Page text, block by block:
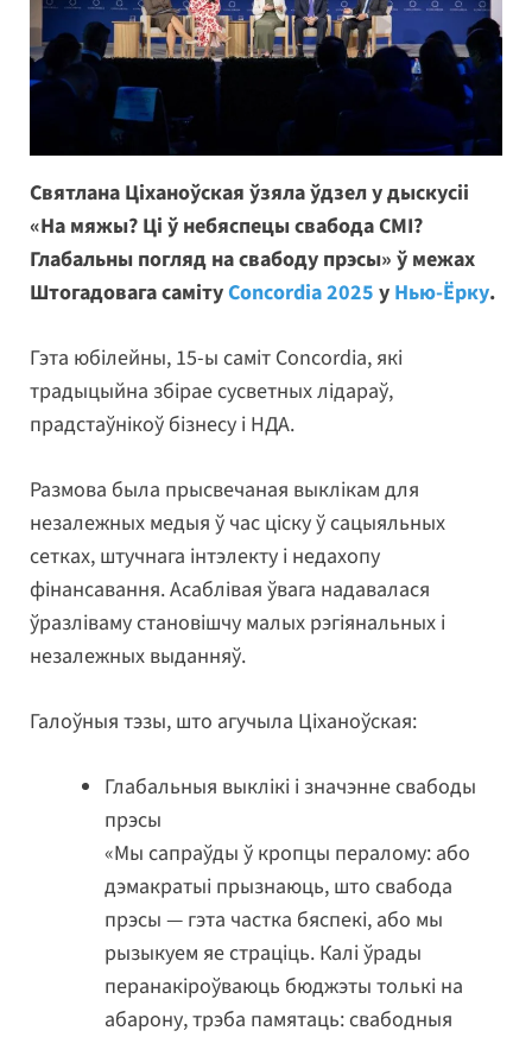
Святлана Ціханоўская ўзяла ўдзел у дыскусіі
«На мяжы? Ці ў небяспецы свабода СМІ?
Глабальны погляд на свабоду прэсы» ў межах
Штогадовага самітуConcordia 2025 у Нью-Ёрку.
Гэта юбілейны, 15-ы саміт Concordia, які
традыцыйна збірае сусветных лідараў,
прадстаўнікоў бізнесу і НДА.
Размова была прысвечаная выклікам для
незалежных медыя ў час ціску ў сацыяльных
сетках, штучнага інтэлекту і недахопу
фінансавання. Асаблівая ўвага надавалася
ўразліваму становішчу малых рэгіянальных і
незалежных выданняў.
Галоўныя тэзы, што агучыла Ціханоўская:
Глабальныя выклікі і значэнне свабоды
прэсы
«Мы сапраўды ў кропцы пералому: або
дэмакратыі прызнаюць, што свабода
прэсы — гэта частка бяспекі, або мы
рызыкуем яе страціць. Калі ўрады
перанакіроўваюць бюджэты толькі на
абарону, трэба памятаць: свабодныя